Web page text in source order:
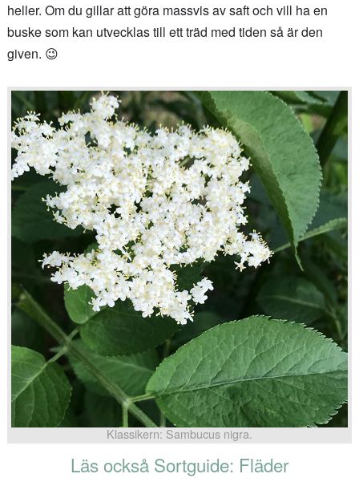
heller. Om du gillar att göra massvis av saft och vill ha en
buske som kan utvecklas till ett träd med tiden så är den
given. 😉
Klassikern: Sambucus nigra.
Läs också Sortguide: Fläder